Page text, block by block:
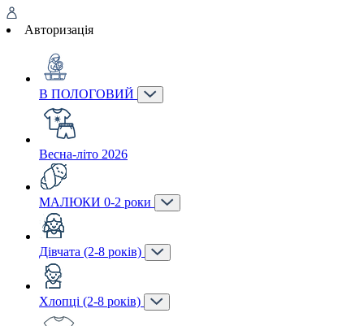
Авторизація
В ПОЛОГОВИЙ
Весна-літо 2026
МАЛЮКИ 0-2 роки
Дівчата (2-8 років)
Хлопці (2-8 років)